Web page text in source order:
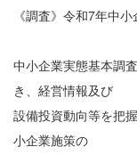
《調査》令和7年中
中小企業実態基本調
き、経営情報及び
設備投資動向等を把
小企業施策の